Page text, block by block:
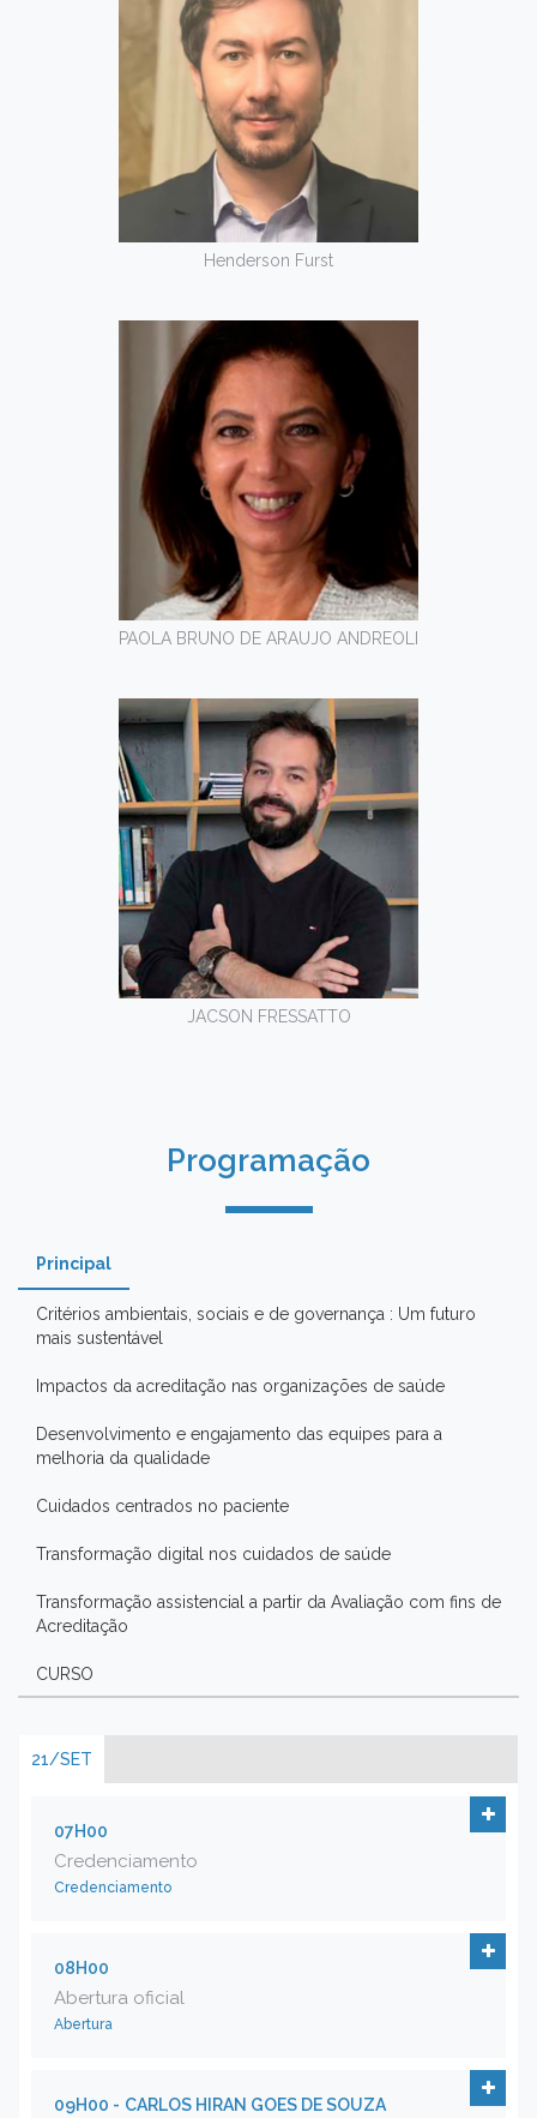
Henderson Furst
PAOLA BRUNO DE ARAUJO ANDREOLI
JACSON FRESSATTO
Programação
Principal
Critérios ambientais, sociais e de governança : Um futuro
mais sustentável
Impactos da acreditação nas organizações de saúde
Desenvolvimento e engajamento das equipes para a
melhoria da qualidade
Cuidados centrados no paciente
Transformação digital nos cuidados de saúde
Transformação assistencial a partir da Avaliação com fins de
Acreditação
CURSO
21/SET
07H00
Credenciamento
Credenciamento
08H00
Abertura oficial
Abertura
09H00 - CARLOS HIRAN GOES DE SOUZA